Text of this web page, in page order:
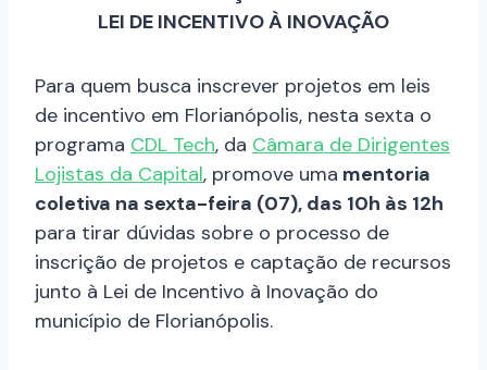
LEI DE INCENTIVO À INOVAÇÃO
Para quem busca inscrever projetos em leis
de incentivo em Florianópolis, nesta sexta o
programa CDL Tech, da Câmara de Dirigentes
Lojistas da Capital, promove uma mentoria
coletiva na sexta-feira (07), das 10h às 12h
para tirar dúvidas sobre o processo de
inscrição de projetos e captação de recursos
junto à Lei de Incentivo à Inovação do
município de Florianópolis.